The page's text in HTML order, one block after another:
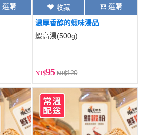
選購 收藏 選購
濃厚香醇的蝦味湯品
蝦高湯(500g)
95 120